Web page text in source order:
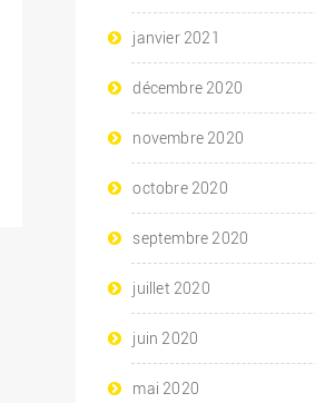
janvier 2021
décembre 2020
novembre 2020
octobre 2020
septembre 2020
juillet 2020
juin 2020
mai 2020